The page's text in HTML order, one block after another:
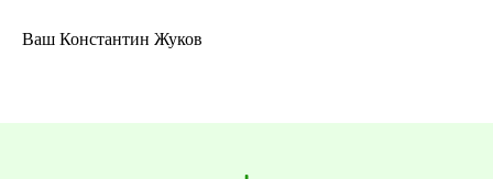
Ваш Константин Жуков